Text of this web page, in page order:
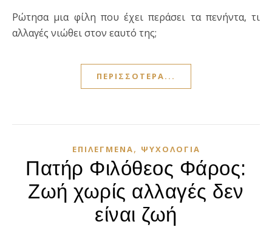
Ρώτησα μια φίλη που έχει περάσει τα πενήντα, τι
αλλαγές νιώθει στον εαυτό της;
ΠΕΡΙΣΣΌΤΕΡΑ...
ΕΠΙΛΕΓΜΈΝΑ, ΨΥΧΟΛΟΓΊΑ
Πατήρ Φιλόθεος Φάρος:
Ζωή χωρίς αλλαγές δεν
είναι ζωή